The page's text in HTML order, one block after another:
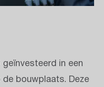
in een
bouwplaats. Deze